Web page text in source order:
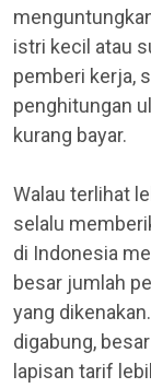
istri kecil atau
pemberi kerja,
penghitungan
kurang bayar.
Walau terlihat
selalu
di Indonesia
besar jumlah
yang
digabung,
lapisan tarif